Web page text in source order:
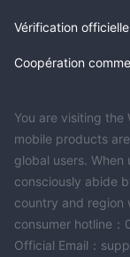
Vérification officielle
Coopération
You are visiting the
mobile products
global users. When
consciously abide
country and region
consumer hotline
Official Email：